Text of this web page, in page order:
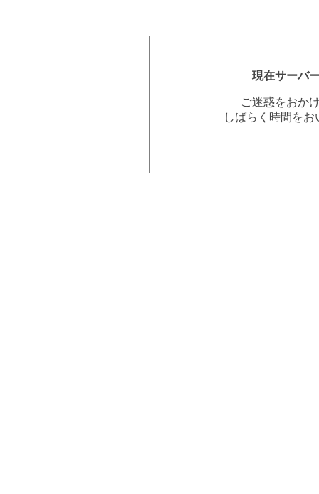
現在サーバ
ご迷惑をおか
しばらく時間を